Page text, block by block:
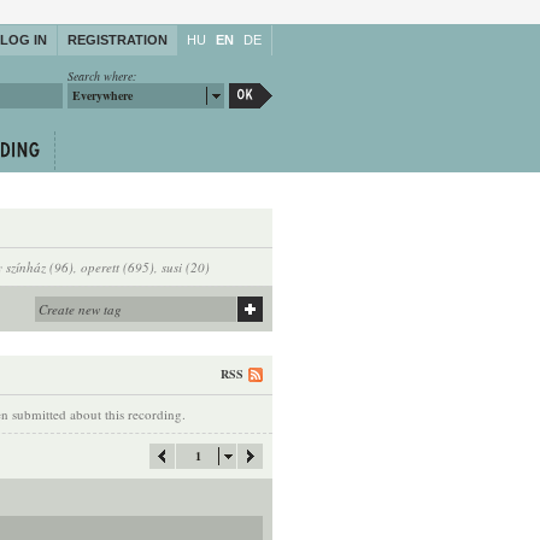
LOG IN REGISTRATION HU EN DE
Search where:
Everywhere
színház (96), operett (695), susi (20)
RSS
submitted about this recording.
1